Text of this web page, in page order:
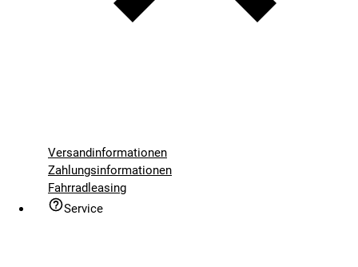
Versandinformationen
Zahlungsinformationen
Fahrradleasing
Service